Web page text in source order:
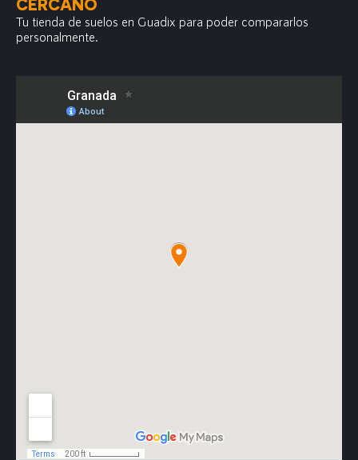
CERCANO
Tu tienda de suelos en Guadix para poder compararlos
personalmente.